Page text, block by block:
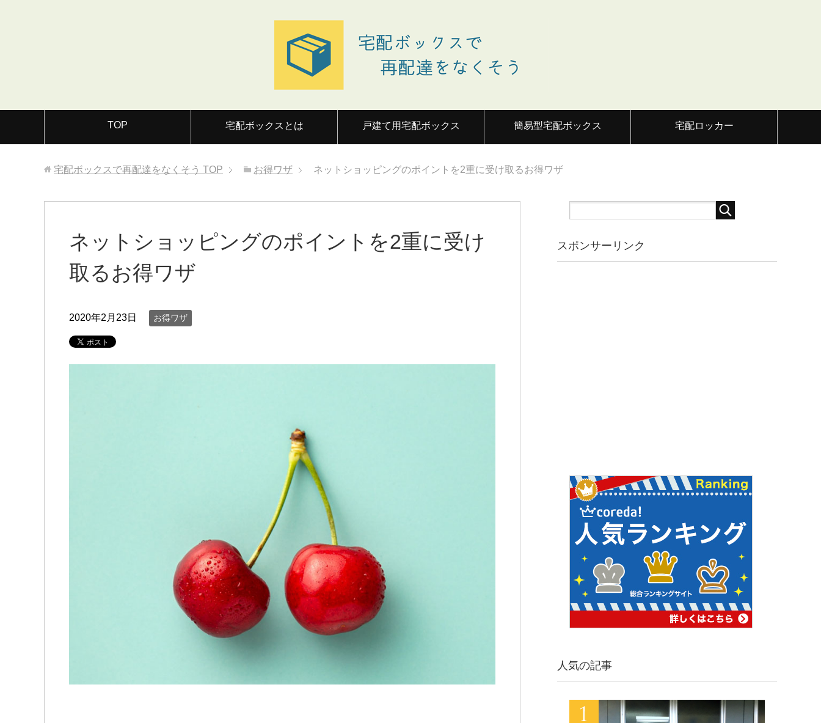
TOP 宅配ボックスとは 戸建て用宅配ボックス 簡易型宅配ボックス 宅配ロッカー
宅配ボックスで再配達をなくそう TOP お得ワザ ネットショッピングのポイントを2重に受け取るお得ワザ
ネットショッピングのポイントを2重に受け
取るお得ワザ
2020年2月23日 お得ワザ
スポンサーリンク
人気の記事